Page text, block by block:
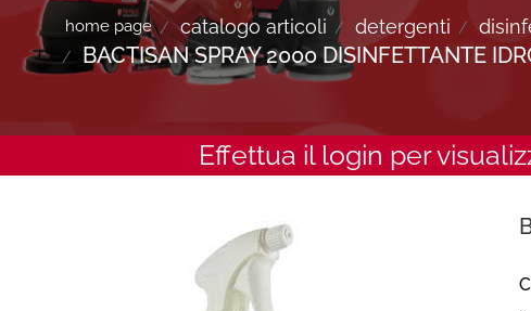
home page catalogo articoli detergenti
BACTISAN SPRAY 2000 DISINFETTANTE
Effettua il login per